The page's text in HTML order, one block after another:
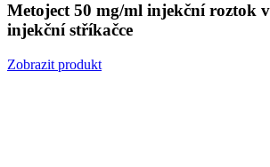
Metoject 50 mg/ml injekční roztok
injekční stříkačce
Zobrazit produkt